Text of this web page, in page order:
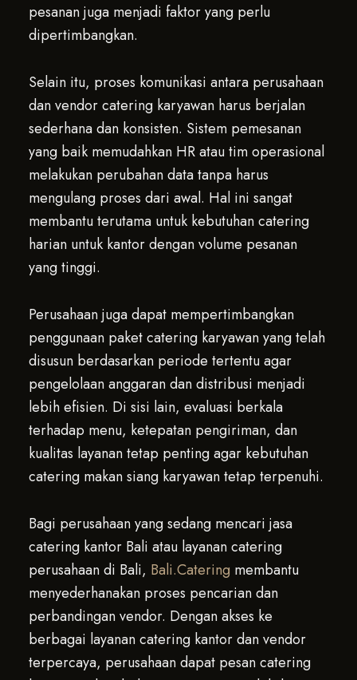
pesanan juga menjadi faktor yang perlu
dipertimbangkan.
Selain itu, proses komunikasi antara perusahaan
dan vendor catering karyawan harus berjalan
sederhana dan konsisten. Sistem pemesanan
yang baik memudahkan HR atau tim operasional
melakukan perubahan data tanpa harus
mengulang proses dari awal. Hal ini sangat
membantu terutama untuk kebutuhan catering
harian untuk kantor dengan volume pesanan
yang tinggi.
Perusahaan juga dapat mempertimbangkan
penggunaan paket catering karyawan yang telah
disusun berdasarkan periode tertentu agar
pengelolaan anggaran dan distribusi menjadi
lebih efisien. Di sisi lain, evaluasi berkala
terhadap menu, ketepatan pengiriman, dan
kualitas layanan tetap penting agar kebutuhan
catering makan siang karyawan tetap terpenuhi.
Bagi perusahaan yang sedang mencari jasa
catering kantor Bali atau layanan catering
perusahaan di Bali, Bali.Catering membantu
menyederhanakan proses pencarian dan
perbandingan vendor. Dengan akses ke
berbagai layanan catering kantor dan vendor
terpercaya, perusahaan dapat pesan catering